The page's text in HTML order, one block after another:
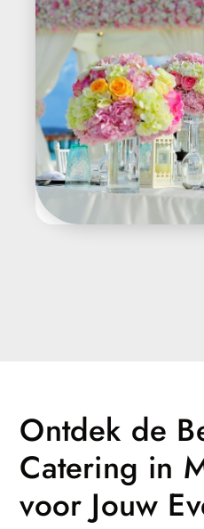
Ontdek de
Catering in
voor Jouw